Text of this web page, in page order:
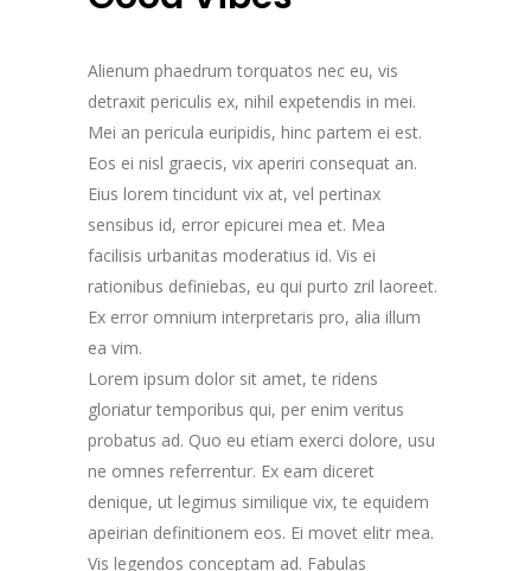
Alienum phaedrum torquatos nec eu, vis
detraxit periculis ex, nihil expetendis in mei.
Mei an pericula euripidis, hinc partem ei est.
Eos ei nisl graecis, vix aperiri consequat an.
Eius lorem tincidunt vix at, vel pertinax
sensibus id, error epicurei mea et. Mea
facilisis urbanitas moderatius id. Vis ei
rationibus definiebas, eu qui purto zril laoreet.
Ex error omnium interpretaris pro, alia illum
ea vim.
Lorem ipsum dolor sit amet, te ridens
gloriatur temporibus qui, per enim veritus
probatus ad. Quo eu etiam exerci dolore, usu
ne omnes referrentur. Ex eam diceret
denique, ut legimus similique vix, te equidem
apeirian definitionem eos. Ei movet elitr mea.
Vis legendos conceptam ad. Fabulas